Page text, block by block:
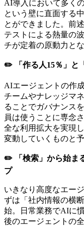
AI導入において多く
という壁に直面する
とができました。前
テストによる熱量の
チが定着の原動力と
✏️ 「作る人15％」と
AIエージェントの作
チームやナレッジマ
ることでガバナンス
員は使うことに専念
全な利用拡大を実現
変動していくものと
✏️ 「検索」から始ま
プ
いきなり高度なエー
ずは「社内情報の横
始。日常業務でAIに
後のエージェントの